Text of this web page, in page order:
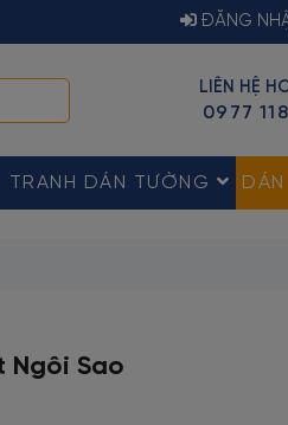
ĐĂNG
LIÊN HỆ
0977
TRANH DÁN TƯỜNG
Ngôi Sao